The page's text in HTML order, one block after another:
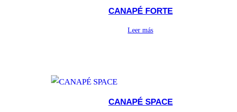
CANAPÉ FORTE
Leer más
CANAPÉ SPACE